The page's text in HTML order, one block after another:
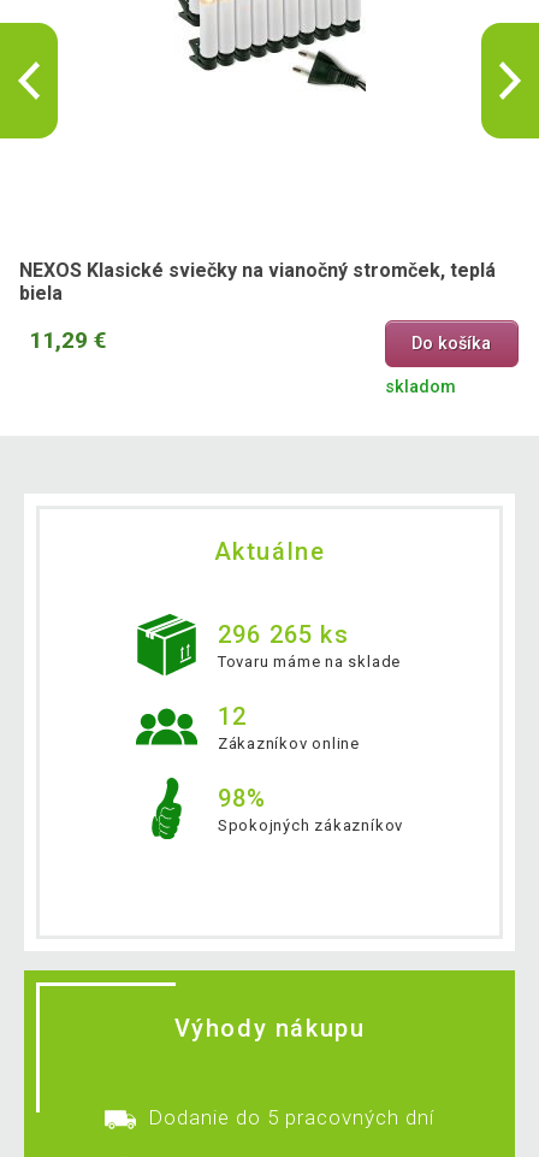
NEXOS Klasické sviečky na vianočný stromček, teplá
biela
11,29 € Do košíka
skladom
Aktuálne
296 265 ks
Tovaru máme na sklade
12
Zákazníkov online
98%
Spokojných zákazníkov
Výhody nákupu
Dodanie do 5 pracovných dní